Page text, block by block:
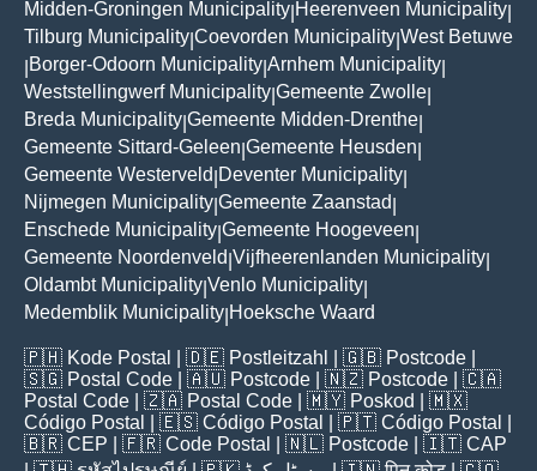
Midden-Groningen Municipality Heerenveen Municipality
Tilburg Municipality Coevorden Municipality West Betuwe
Borger-Odoorn Municipality Arnhem Municipality
Weststellingwerf Municipality Gemeente Zwolle
Breda Municipality Gemeente Midden-Drenthe
Gemeente Sittard-Geleen Gemeente Heusden
Gemeente Westerveld Deventer Municipality
Nijmegen Municipality Gemeente Zaanstad
Enschede Municipality Gemeente Hoogeveen
Gemeente Noordenveld Vijfheerenlanden Municipality
Oldambt Municipality Venlo Municipality
Medemblik Municipality Hoeksche Waard
🇵🇭 Kode Postal | 🇩🇪 Postleitzahl | 🇬🇧 Postcode
🇸🇬 Postal Code | 🇦🇺 Postcode | 🇳🇿 Postcode | 🇨🇦
Postal Code | 🇿🇦 Postal Code | 🇲🇾 Poskod
| 🇲🇽
Código Postal
| 🇪🇸 Código Postal | 🇵🇹 Código Postal
🇧🇷 CEP | 🇫🇷 Code Postal | 🇳🇱 Postcode | 🇮🇹 CAP